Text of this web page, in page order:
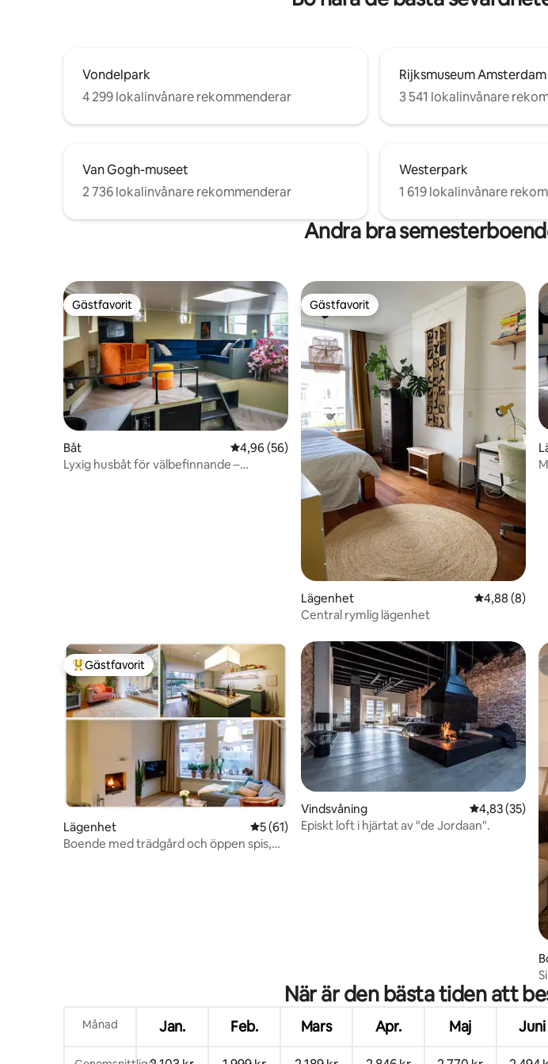
Vondelpark
4 299 lokalinvånare rekommenderar
Rijksmuseum Amsterdam
3 541 lokalinvånare
Van Gogh-museet
2 736 lokalinvånare rekommenderar
Westerpark
1 619 lokalinvånare
Andra bra
Gästfavorit
Gästfavorit
Båt 4,96 av 5 i genomsnittligt betyg, 56 omdömen
4,96 (56)
Lyxig husbåt för välbefinnande –
Gästfavorit
Gästfavorit
Lägenhet 4,88 av 5 i
4,88 (8)
Central rymlig lägenhet
Populär gästfavorit
Gästfavorit
Lägenhet 5 av 5 i genomsnittligt betyg, 61 omdömen
5 (61)
Boende med trädgård och öppen spis,
Vindsvåning 4,83 av 5 i
4,83 (35)
Episkt loft i hjärtat av "de Jordaan".
När är den bästa tiden att
Månad Jan. Feb. Mars Apr. Maj Juni